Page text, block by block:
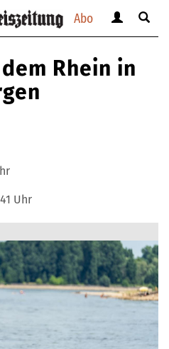
Abo
anzeigen
verbergen
Suche
Rhein in
Uhr